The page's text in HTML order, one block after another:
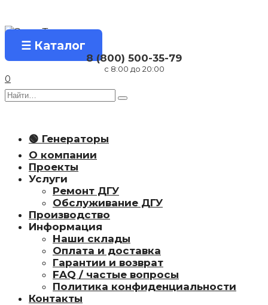
содержанию
☰ Каталог
8 (800) 500-35-79
с 8:00 до 20:00
0
Search
for:
🟢 Генераторы
О компании
Проекты
Услуги
Ремонт ДГУ
Обслуживание ДГУ
Производство
Информация
Наши склады
Оплата и доставка
Гарантии и возврат
FAQ / частые вопросы
Политика конфиденциальности
Контакты